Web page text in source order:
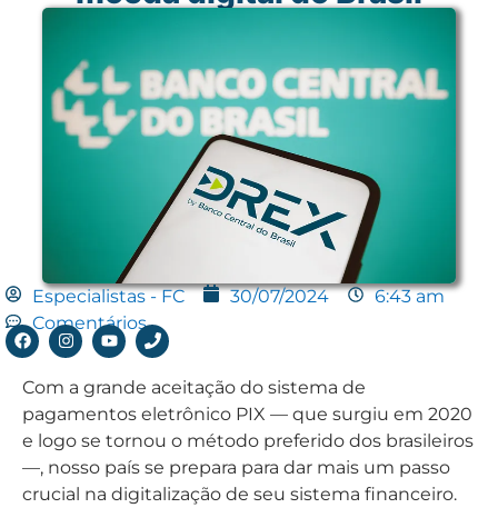
Especialistas - FC 30/07/2024
6:43 am
Comentários
Com a grande aceitação do sistema de
pagamentos eletrônico PIX — que surgiu em 2020
e logo se tornou o método preferido dos brasileiros
—, nosso país se prepara para dar mais um passo
crucial na digitalização de seu sistema financeiro.